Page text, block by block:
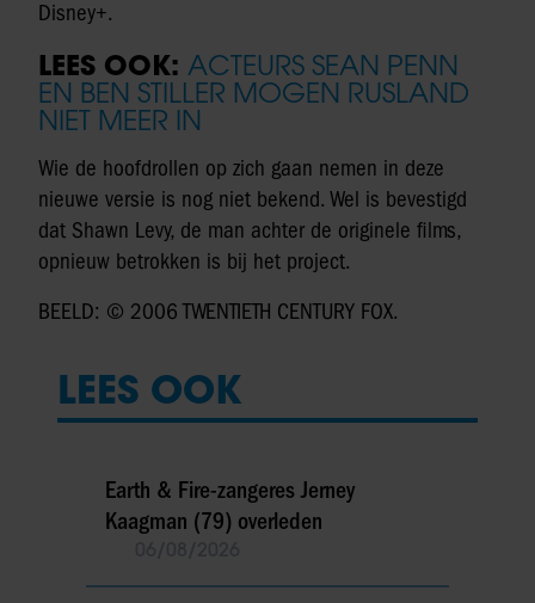
Disney+.
LEES OOK: ACTEURS SEAN PENN
EN BEN STILLER MOGEN RUSLAND
NIET MEER IN
Wie de hoofdrollen op zich gaan nemen in deze
nieuwe versie is nog niet bekend. Wel is bevestigd
dat Shawn Levy, de man achter de originele films,
opnieuw betrokken is bij het project.
BEELD: © 2006 TWENTIETH CENTURY FOX.
LEES OOK
Earth & Fire-zangeres Jerney
Kaagman (79) overleden